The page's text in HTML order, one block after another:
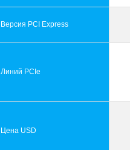
Версия PCI Express
Линий PCIe
Цена USD